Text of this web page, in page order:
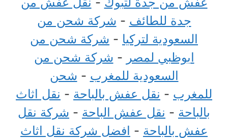
جدة للطائف - شركة شحن من
السعودية لتركيا - شركة شحن من
ابوظبي لمصر - شركة شحن من
السعودية للمغرب - شحن
للمغرب - نقل عفش بالباحة - نقل اثاث
بالباحة - نقل عفش الباحة - شركة نقل
عفش بالباحة - افضل شركة نقل اثاث